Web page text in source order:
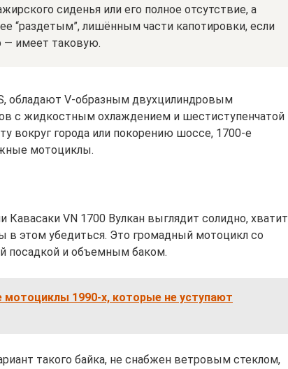
сиденья или его полное отсутствие, а
“раздетым”, лишённым части капотировки, если
— имеет таковую.
обладают V-образным двухцилиндровым
с жидкостным охлаждением и шестиступенчатой
вокруг города или покорению шоссе, 1700-е
мотоциклы.
VN 1700 Вулкан выглядит солидно, хватит
в этом убедиться. Это громадный мотоцикл со
посадкой и объемным баком.
мотоциклы 1990-х, которые не уступают
такого байка, не снабжен ветровым стеклом,